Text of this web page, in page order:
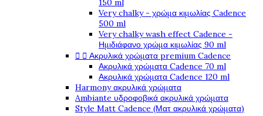
150 ml
Very chalky - χρώμα κιμωλίας Cadence
500 ml
Very chalky wash effect Cadence -
Ημιδιάφανο χρώμα κιμωλίας 90 ml
  Ακρυλικά χρώματα premium Cadence
Ακρυλικά χρώματα Cadence 70 ml
Ακρυλικά χρώματα Cadence 120 ml
Harmony ακρυλικά χρώματα
Ambiante υδροφοβικά ακρυλικά χρώματα
Style Matt Cadence (Ματ ακρυλικά χρώματα)